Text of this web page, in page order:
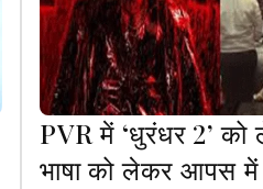
PVR में ‘धुरंधर 2’ को
भाषा को लेकर आपस में